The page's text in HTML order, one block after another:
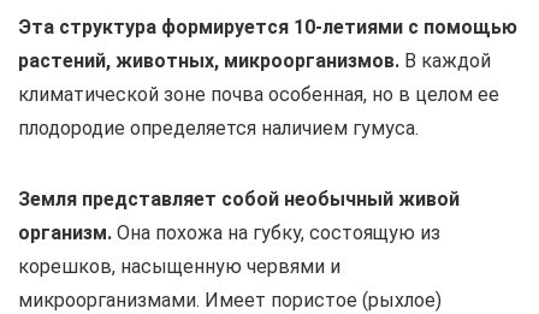
Эта структура формируется 10-летиями с помощью
растений, животных, микроорганизмов. В каждой
климатической зоне почва особенная, но в целом ее
плодородие определяется наличием гумуса.
Земля представляет собой необычный живой
организм. Она похожа на губку, состоящую из
корешков, насыщенную червями и
микроорганизмами. Имеет пористое (рыхлое)